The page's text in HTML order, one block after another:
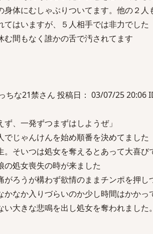
身体にむしゃぶりついてます。他の２人
てはいますが、５人相手では非力でした
む間もなく誰かの舌で汚されてます
ちな21禁さん 投稿日： 03/07/25 20:06
ず、一発ずつまずはしようぜ」
でじゃんけんを始め順番を決めてました
。そいつは処女を奪えるとあって大喜び
の処女喪失の時が来ました
がろうが構わず欲情のままチンポを押し
かなか入りづらいのか少し時間はかかっ
大きな悲鳴を出し処女を奪われました。